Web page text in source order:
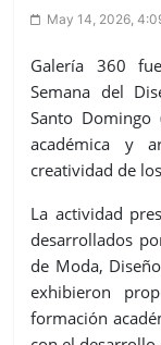
May 14, 2026,
Galería 360
Semana del
Santo Domingo
académica y
creatividad de
La actividad
desarrollados
de Moda,
exhibieron
formación